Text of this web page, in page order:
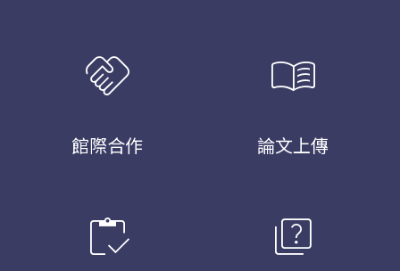
handshake
館際合作
menu_book
論文上傳
inventory quiz